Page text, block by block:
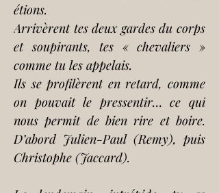
étions.
Arrivèrent tes deux gardes du corps
et soupirants, tes « chevaliers »
comme tu les appelais.
Ils se profilèrent en retard, comme
on pouvait le pressentir… ce qui
nous permit de bien rire et boire.
D’abord Julien-Paul (Remy), puis
Christophe (Jaccard).